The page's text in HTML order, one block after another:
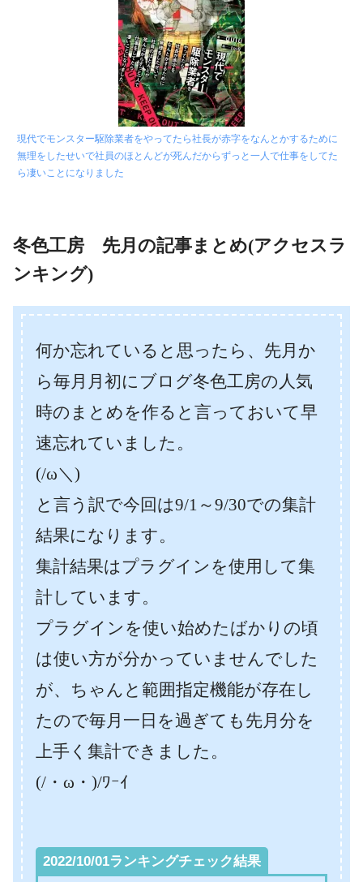
現代でモンスター駆除業者をやってたら社長が赤字をなんとかするために
無理をしたせいで社員のほとんどが死んだからずっと一人で仕事をしてた
ら凄いことになりました
冬色工房 先月の記事まとめ(アクセスラ
ンキング)
何か忘れていると思ったら、先月か
ら毎月月初にブログ冬色工房の人気
時のまとめを作ると言っておいて早
速忘れていました。
(/ω＼)
と言う訳で今回は9/1～9/30での集計
結果になります。
集計結果はプラグインを使用して集
計しています。
プラグインを使い始めたばかりの頃
は使い方が分かっていませんでした
が、ちゃんと範囲指定機能が存在し
たので毎月一日を過ぎても先月分を
上手く集計できました。
(/・ω・)/ﾜｰｲ
2022/10/01ランキングチェック結果